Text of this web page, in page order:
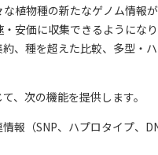
植物種の新たなゲノム情報
安価に収集できるようにな
、種を超えた比較、多型・
、次の機能を提供します。
報（SNP、ハプロタイプ、